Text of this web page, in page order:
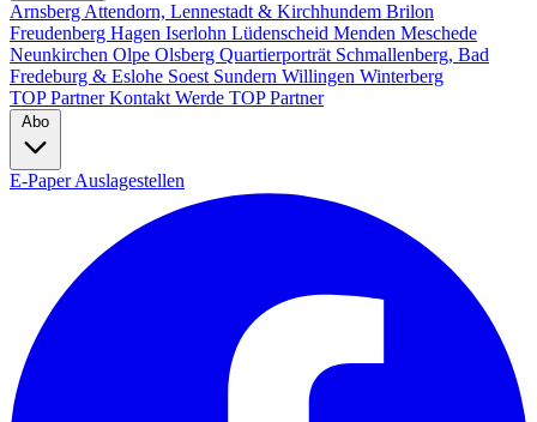
Arnsberg Attendorn, Lennestadt & Kirchhundem Brilon
Freudenberg Hagen Iserlohn Lüdenscheid Menden Meschede
Neunkirchen Olpe Olsberg Quartierporträt Schmallenberg, Bad
Fredeburg & Eslohe Soest Sundern Willingen Winterberg
TOP PartnerKontakt Werde TOP Partner
Abo
E-PaperAuslagestellen